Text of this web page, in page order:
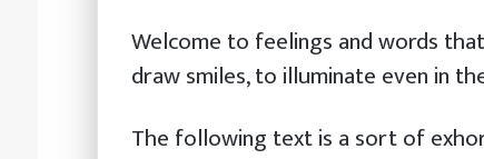
Welcome to feelings and words
draw smiles, to illuminate even in
The following text is a sort of